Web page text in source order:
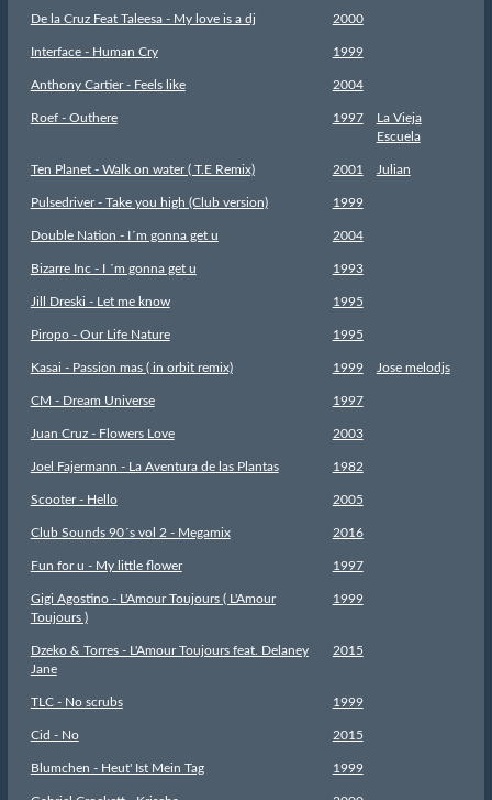
De la Cruz Feat Taleesa - My love is a dj 2000
Interface - Human Cry 1999
Anthony Cartier - Feels like 2004
Roef - Outhere 1997
La Vieja
Escuela
Ten Planet - Walk on water ( T.E Remix) 2001 Julian
Pulsedriver - Take you high (Club version) 1999
Double Nation - I´m gonna get u 2004
Bizarre Inc - I ´m gonna get u 1993
Jill Dreski - Let me know 1995
Piropo - Our Life Nature 1995
Kasai - Passion mas ( in orbit remix) 1999 Jose melodjs
CM - Dream Universe 1997
Juan Cruz - Flowers Love 2003
Joel Fajermann - La Aventura de las Plantas 1982
Scooter - Hello 2005
Club Sounds 90´s vol 2 - Megamix 2016
Fun for u - My little flower 1997
Gigi Agostino - L'Amour Toujours ( L'Amour
Toujours )
1999
Dzeko & Torres - L'Amour Toujours feat. Delaney
Jane
2015
TLC - No scrubs 1999
Cid - No 2015
Blumchen - Heut' Ist Mein Tag 1999